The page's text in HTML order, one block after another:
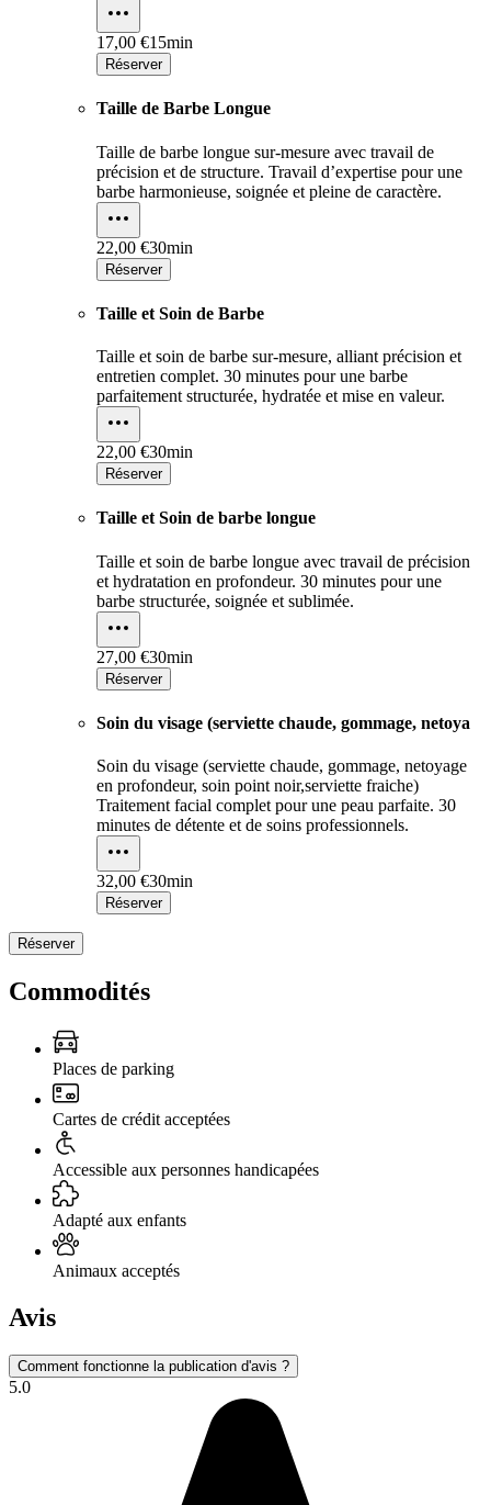
17,00 €15min
Réserver
Taille de Barbe Longue
Taille de barbe longue sur-mesure avec travail de
précision et de structure. Travail d’expertise pour une
barbe harmonieuse, soignée et pleine de caractère.
22,00 €30min
Réserver
Taille et Soin de Barbe
Taille et soin de barbe sur-mesure, alliant précision et
entretien complet. 30 minutes pour une barbe
parfaitement structurée, hydratée et mise en valeur.
22,00 €30min
Réserver
Taille et Soin de barbe longue
Taille et soin de barbe longue avec travail de précision
et hydratation en profondeur. 30 minutes pour une
barbe structurée, soignée et sublimée.
27,00 €30min
Réserver
Soin du visage (serviette chaude, gommage, netoya
Soin du visage (serviette chaude, gommage, netoyage
en profondeur, soin point noir,serviette fraiche)
Traitement facial complet pour une peau parfaite. 30
minutes de détente et de soins professionnels.
32,00 €30min
Réserver
Réserver
Commodités
Places de parking
Cartes de crédit acceptées
Accessible aux personnes handicapées
Adapté aux enfants
Animaux acceptés
Avis
Comment fonctionne la publication d'avis ?
5.0